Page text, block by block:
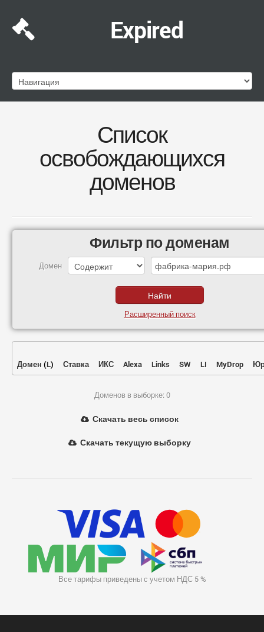
Expired
Список
освобождающихся
доменов
Фильтр по доменам
Домен
Расширенный поиск
Домен (L) Ставка ИКС Alexa Links SW LI MyDrop
Доменов в выборке: 0
Скачать весь список
Скачать текущую выборку
Все тарифы приведены с учетом НДС 5 %